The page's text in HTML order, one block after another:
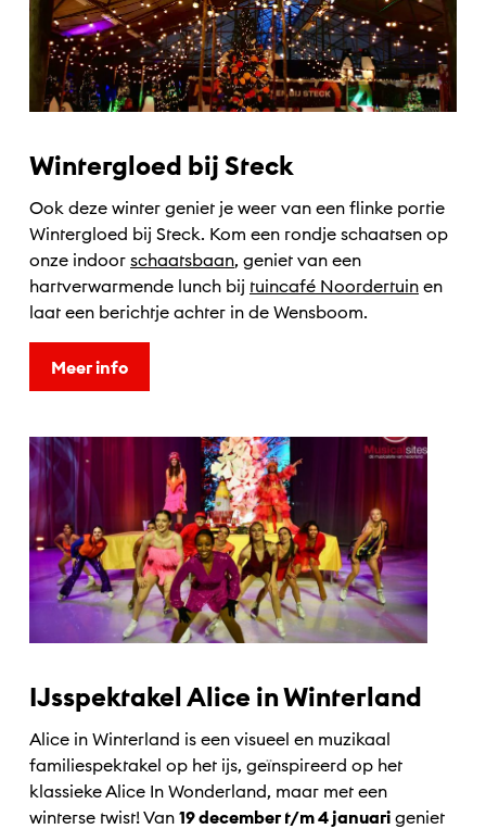
Wintergloed bij Steck
Ook deze winter geniet je weer van een flinke portie
Wintergloed bij Steck. Kom een rondje schaatsen op
onze indoor schaatsbaan, geniet van een
hartverwarmende lunch bij tuincafé Noordertuin en
laat een berichtje achter in de Wensboom.
Meer info
IJsspektakel Alice in Winterland
Alice in Winterland is een visueel en muzikaal
familiespektakel op het ijs, geïnspireerd op het
klassieke Alice In Wonderland, maar met een
winterse twist! Van 19 december t/m 4 januari geniet